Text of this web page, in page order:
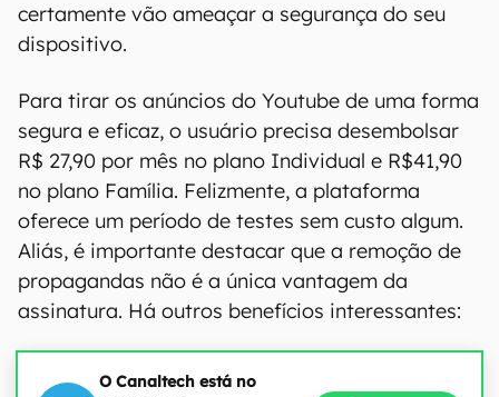
certamente vão ameaçar a segurança do seu
dispositivo.
Para tirar os anúncios do Youtube de uma forma
segura e eficaz, o usuário precisa desembolsar
R$ 27,90 por mês no plano Individual e R$41,90
no plano Família. Felizmente, a plataforma
oferece um período de testes sem custo algum.
Aliás, é importante destacar que a remoção de
propagandas não é a única vantagem da
assinatura. Há outros benefícios interessantes:
O Canaltech está no